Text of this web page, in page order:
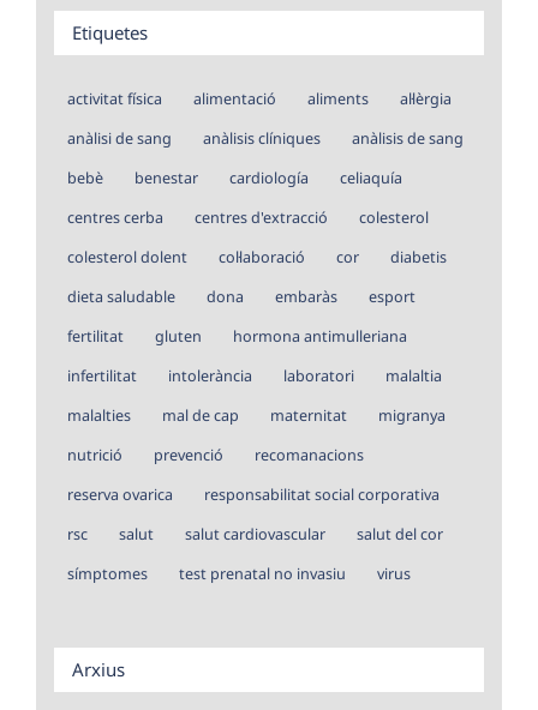
Etiquetes
activitat física alimentació aliments
al·lèrgia
anàlisi de sang
anàlisis clíniques
anàlisis de sang
bebè
benestar cardiología
celiaquía
centres cerba
centres d'extracció
colesterol
colesterol dolent
col·laboració cor
diabetis
dieta saludable
dona embaràs
esport
fertilitat
gluten
hormona antimulleriana
infertilitat
intolerància laboratori
malaltia
malalties
mal de cap maternitat
migranya
nutrició
prevenció
recomanacions
reserva ovarica
responsabilitat social corporativa
rsc
salut salut cardiovascular
salut del cor
símptomes
test prenatal no invasiu virus
Arxius